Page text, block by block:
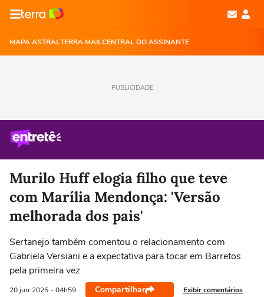
MAPA ASTRALTERRA MAILCENTRAL DO ASSINANTE
PUBLICIDADE
Murilo Huff elogia filho que teve
com Marília Mendonça: 'Versão
melhorada dos pais'
Sertanejo também comentou o relacionamento com
Gabriela Versiani e a expectativa para tocar em Barretos
pela primeira vez
20 jun 2025 - 04h59 Compartilhar Exibir comentários